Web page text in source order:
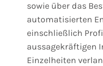
sowie über das
automatisierten
einschließlich
aussagekräftigen
Einzelheiten